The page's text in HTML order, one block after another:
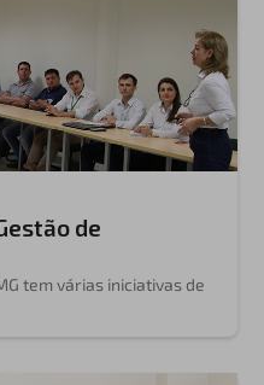
de
tem várias iniciativas de